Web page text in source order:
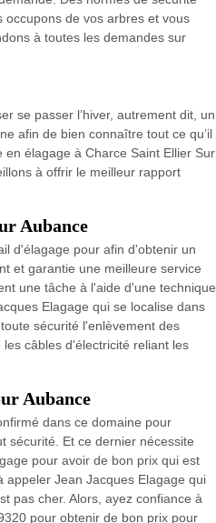
de vos arbres et vous
à toutes les demandes sur
se passer l’hiver, autrement dit, un
afin de bien connaître tout ce qu’il
élagage à Charce Saint Ellier Sur
à offrir le meilleur rapport
Aubance
d'élagage pour afin d'obtenir un
et garantie une meilleure service
une tâche à l'aide d'une technique
Elagage qui se localise dans
sécurité l'enlèvement des
câbles d'électricité reliant les
Aubance
dans ce domaine pour
sécurité. Et ce dernier nécessite
pour avoir de bon prix qui est
appeler Jean Jacques Elagage qui
pas cher. Alors, ayez confiance à
pour obtenir de bon prix pour